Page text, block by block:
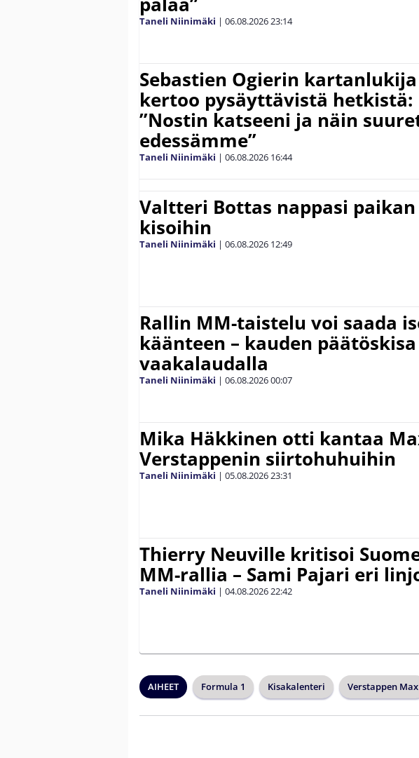
Taneli Niinimäki | 06.08.202623:14
Sebastien Ogierin kartanlukija
kertoo pysäyttävistä hetkistä:
”Nostin katseeni ja näin
edessämme”
Taneli Niinimäki | 06.08.2026 16:44
Valtteri Bottas nappasi
kisoihin
Taneli Niinimäki | 06.08.2026 12:49
Rallin MM-taistelu voi saada
käänteen – kauden päätöskisa
vaakalaudalla
Taneli Niinimäki | 06.08.202600:07
Mika Häkkinen otti kantaa
Verstappenin siirtohuhuihin
Taneli Niinimäki | 05.08.202623:31
Thierry Neuville kritisoi
MM-rallia – Sami Pajari eri
Taneli Niinimäki | 04.08.202622:42
AIHEET Formula 1 Kisakalenteri Verstappen Max